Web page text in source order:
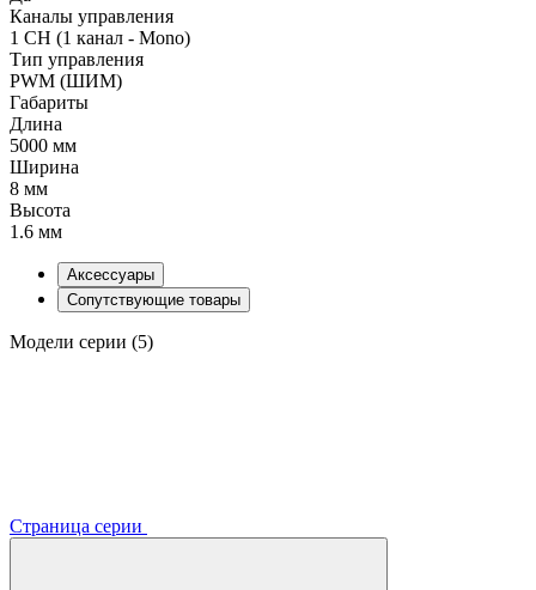
Каналы управления
1 CH (1 канал - Mono)
Тип управления
PWM (ШИМ)
Габариты
Длина
5000 мм
Ширина
8 мм
Высота
1.6 мм
Аксессуары
Сопутствующие товары
Модели серии (5)
Страница серии